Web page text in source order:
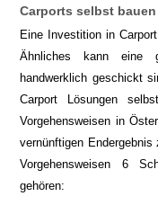
Carports selbst bauen
Eine Investition in
Ähnliches kann eine
handwerklich geschickt
Carport Lösungen
Vorgehensweisen in
vernünftigen
Vorgehensweisen 6
gehören: